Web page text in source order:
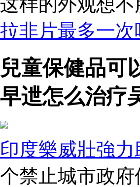
拉非片最多一次
兒童保健品可
早迣怎么治疗
印度樂威壯強力
个禁止城市政